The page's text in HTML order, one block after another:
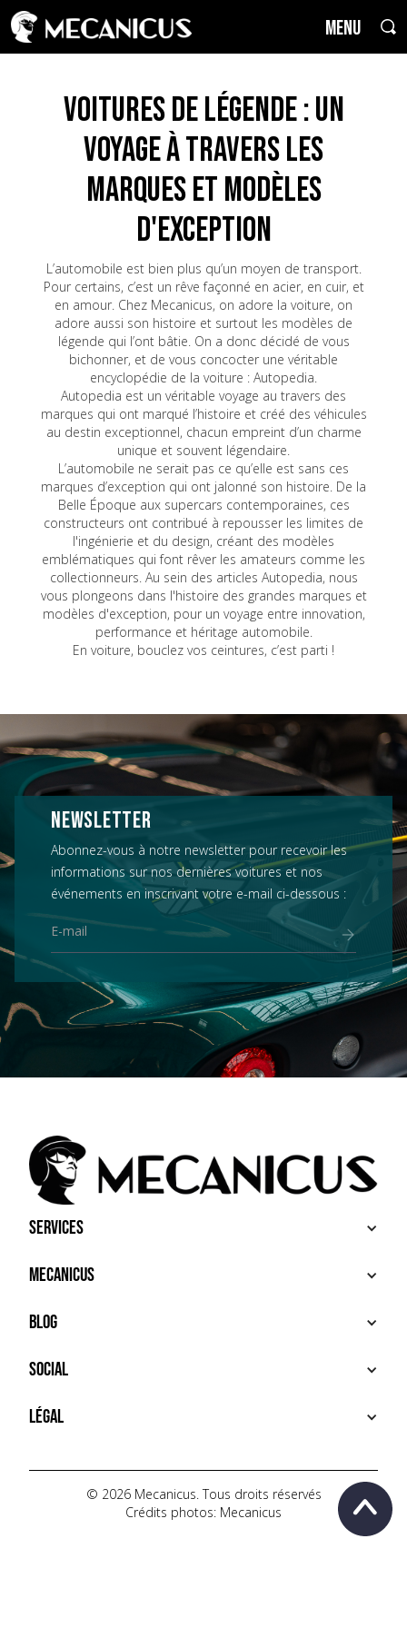
MENU
Voitures de Légende : un
voyage à travers les
marques et modèles
d'exception
L’automobile est bien plus qu’un moyen de transport.
Pour certains, c’est un rêve façonné en acier, en cuir, et
en amour. Chez Mecanicus, on adore la voiture, on
adore aussi son histoire et surtout les modèles de
légende qui l’ont bâtie. On a donc décidé de vous
bichonner, et de vous concocter une véritable
encyclopédie de la voiture : Autopedia.
Autopedia est un véritable voyage au travers des
marques qui ont marqué l’histoire et créé des véhicules
au destin exceptionnel, chacun empreint d’un charme
unique et souvent légendaire.
L’automobile ne serait pas ce qu’elle est sans ces
marques d’exception qui ont jalonné son histoire. De la
Belle Époque aux supercars contemporaines, ces
constructeurs ont contribué à repousser les limites de
l'ingénierie et du design, créant des modèles
emblématiques qui font rêver les amateurs comme les
collectionneurs. Au sein des articles Autopedia, nous
vous plongeons dans l'histoire des grandes marques et
modèles d'exception, pour un voyage entre innovation,
performance et héritage automobile.
En voiture, bouclez vos ceintures, c’est parti !
NEWSLETTER
Abonnez-vous à notre newsletter pour recevoir les
informations sur nos dernières voitures et nos
événements en inscrivant votre e-mail ci-dessous :
Services
ACHETER
VENDRE
SERVICES PREMIUM
Mecanicus
À PROPOS
HOUSE MECANICUS
CONTACT
Blog
NEWS
VIDÉOS
AUTOPÉDIA
Social
INSTAGRAM
TIKTOK
YOUTUBE
Légal
POLITIQUE DE CONFIDENTIALITÉ
© 2026 Mecanicus. Tous droits réservés
Crédits photos: Mecanicus